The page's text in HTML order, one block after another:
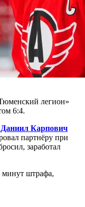
легион»
6:4.
Даниил Карпович
партнёру при
заработал
минут штрафа,